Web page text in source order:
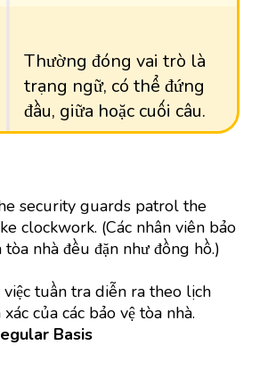
Thường đóng vai trò là
trạng ngữ, có thể đứng
đầu, giữa hoặc cuối câu.
security guards patrol the
clockwork. (Các nhân viên bảo
nhà đều đặn như đồng hồ.)
tuần tra diễn ra theo lịch
của các bảo vệ tòa nhà.
Basis